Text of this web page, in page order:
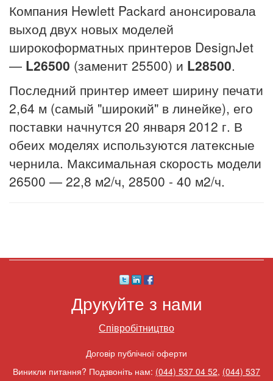
Компания Hewlett Packard анонсировала
выход двух новых моделей
широкоформатных принтеров DesignJet
— L26500 (заменит 25500) и L28500.
Последний принтер имеет ширину печати
2,64 м (самый "широкий" в линейке), его
поставки начнутся 20 января 2012 г. В
обеих моделях используются латексные
чернила. Максимальная скорость модели
26500 — 22,8 м2/ч, 28500 - 40 м2/ч.
Друкуйте з нами
Співробітництво
Договір публічної оферти
Виникли питання? Подзвоніть нам: (044) 537 04 52, (044) 537